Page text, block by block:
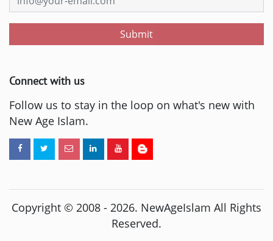
Submit
Connect with us
Follow us to stay in the loop on what's new with
New Age Islam.
Copyright © 2008 - 2026. NewAgeIslam All Rights
Reserved.